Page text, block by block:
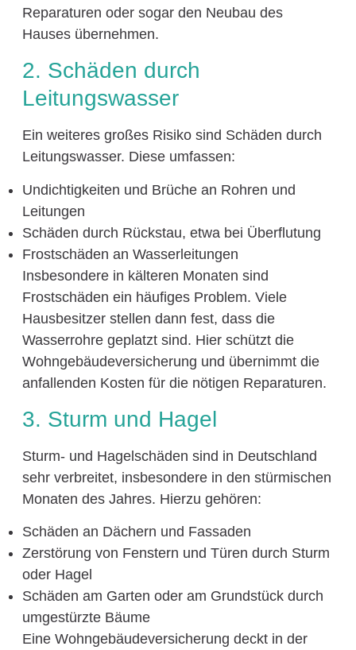
Reparaturen oder sogar den Neubau des
Hauses übernehmen.
2. Schäden durch
Leitungswasser
Ein weiteres großes Risiko sind Schäden durch
Leitungswasser. Diese umfassen:
Undichtigkeiten und Brüche an Rohren und
Leitungen
Schäden durch Rückstau, etwa bei Überflutung
Frostschäden an Wasserleitungen
Insbesondere in kälteren Monaten sind
Frostschäden ein häufiges Problem. Viele
Hausbesitzer stellen dann fest, dass die
Wasserrohre geplatzt sind. Hier schützt die
Wohngebäudeversicherung und übernimmt die
anfallenden Kosten für die nötigen Reparaturen.
3. Sturm und Hagel
Sturm- und Hagelschäden sind in Deutschland
sehr verbreitet, insbesondere in den stürmischen
Monaten des Jahres. Hierzu gehören:
Schäden an Dächern und Fassaden
Zerstörung von Fenstern und Türen durch Sturm
oder Hagel
Schäden am Garten oder am Grundstück durch
umgestürzte Bäume
Eine Wohngebäudeversicherung deckt in der